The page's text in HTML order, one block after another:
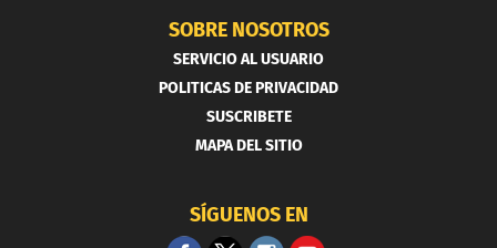
SOBRE NOSOTROS
SERVICIO AL USUARIO
POLITICAS DE PRIVACIDAD
SUSCRIBETE
MAPA DEL SITIO
SÍGUENOS EN